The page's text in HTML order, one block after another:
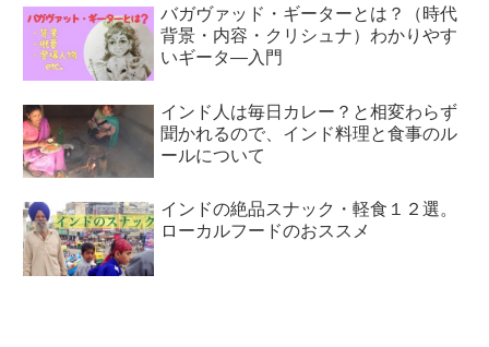
バガヴァッド・ギーターとは？（時代
背景・内容・クリシュナ）わかりやす
いギータ―入門
インド人は毎日カレー？と相変わらず
聞かれるので、インド料理と食事のル
ールについて
インドの絶品スナック・軽食１２選。
ローカルフードのおススメ